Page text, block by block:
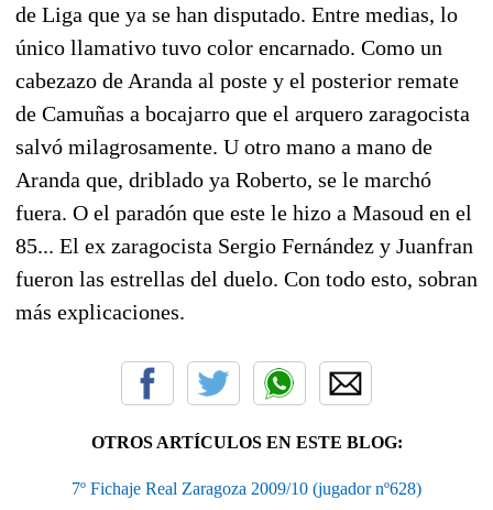
de Liga que ya se han disputado. Entre medias, lo
único llamativo tuvo color encarnado. Como un
cabezazo de Aranda al poste y el posterior remate
de Camuñas a bocajarro que el arquero zaragocista
salvó milagrosamente. U otro mano a mano de
Aranda que, driblado ya Roberto, se le marchó
fuera. O el paradón que este le hizo a Masoud en el
85... El ex zaragocista Sergio Fernández y Juanfran
fueron las estrellas del duelo. Con todo esto, sobran
más explicaciones.
OTROS ARTÍCULOS EN ESTE BLOG:
7º Fichaje Real Zaragoza 2009/10 (jugador nº628)